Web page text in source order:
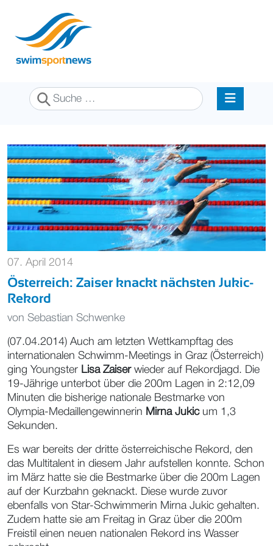
Suchen
07. April 2014
Österreich: Zaiser knackt nächsten Jukic-
Rekord
von Sebastian Schwenke
(07.04.2014) Auch am letzten Wettkampftag des
internationalen Schwimm-Meetings in Graz (Österreich)
ging Youngster Lisa Zaiserwieder auf Rekordjagd. Die
19-Jährige unterbot über die 200m Lagen in 2:12,09
Minuten die bisherige nationale Bestmarke von
Olympia-Medaillengewinnerin Mirna Jukicum 1,3
Sekunden.
Es war bereits der dritte österreichische Rekord, den
das Multitalent in diesem Jahr aufstellen konnte. Schon
im März hatte sie die Bestmarke über die 200m Lagen
auf der Kurzbahn geknackt. Diese wurde zuvor
ebenfalls von Star-Schwimmerin Mirna Jukic gehalten.
Zudem hatte sie am Freitag in Graz über die 200m
Freistil einen neuen nationalen Rekord ins Wasser